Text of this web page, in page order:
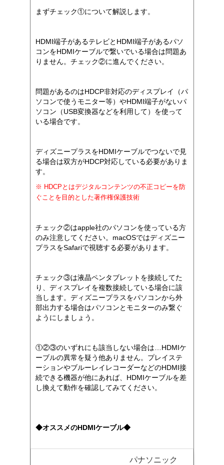
まずチェック①について解説します。
HDMI端子があるテレビとHDMI端子があるパソ
コンをHDMIケーブルで繋いでいる場合は問題あ
りません。チェック②に進んでください。
問題があるのはHDCP非対応のディスプレイ（パ
ソコンで使うモニター等）やHDMI端子がないパ
ソコン（USB変換器などを利用して）を使って
いる場合です。
ディズニープラスをHDMIケーブルでつないで見
る場合は双方がHDCP対応している必要がありま
す。
※ HDCPとはデジタルコンテンツの不正コピーを防
ぐことを目的とした著作権保護技術
チェック②はapple社のパソコンを使っている方
のみ注意してください。macOSではディズニー
プラスをSafariで視聴する必要があります。
チェック③は液晶ペンタブレットを接続してた
り、ディスプレイを複数接続している場合に該
当します。ディズニープラスをパソコンから外
部出力する場合はパソコンとモニターのみ繋ぐ
ようにしましょう。
①②③のいずれにも該当しない場合は…HDMIケ
ーブルの異常を疑う他ありません。プレイステ
ーションやブルーレイレコーダーなどのHDMI接
続できる機器が他にあれば、HDMIケーブルを差
し換えて動作を確認してみてください。
◆オススメのHDMIケーブル◆
パナソニック